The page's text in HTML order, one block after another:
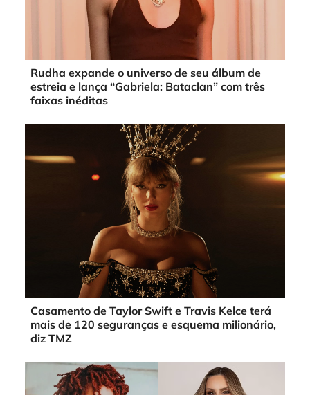
Rudha expande o universo de seu álbum de
estreia e lança “Gabriela: Bataclan” com três
faixas inéditas
Casamento de Taylor Swift e Travis Kelce terá
mais de 120 seguranças e esquema milionário,
diz TMZ